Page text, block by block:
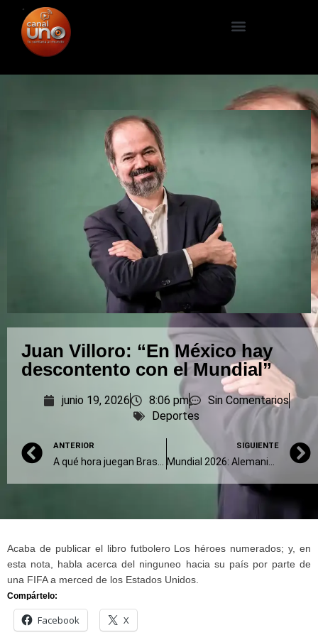
Juan Villoro: “En México hay
descontento con el Mundial”
junio 19, 2026 8:06 pm
Sin Comentarios
Deportes
ANTERIOR SIGUIENTE
Acaba de publicar el libro futbolero Los héroes numerados; y, en
esta nota, habla acerca del ninguneo hacia su país por parte de
una FIFA a merced de los Estados Unidos.
Compártelo:
Facebook X